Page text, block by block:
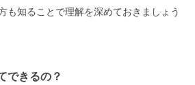
も知ることで理解を深めておきましょう
できるの？